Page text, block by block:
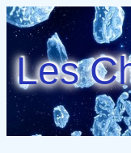
Les